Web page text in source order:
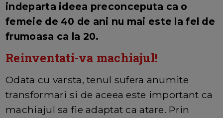
indeparta ideea preconceputa ca o
femeie de 40 de ani nu mai este la fel de
frumoasa ca la 20.
Reinventati-va machiajul!
Odata cu varsta, tenul sufera anumite
transformari si de aceea este important ca
machiajul sa fie adaptat ca atare. Prin